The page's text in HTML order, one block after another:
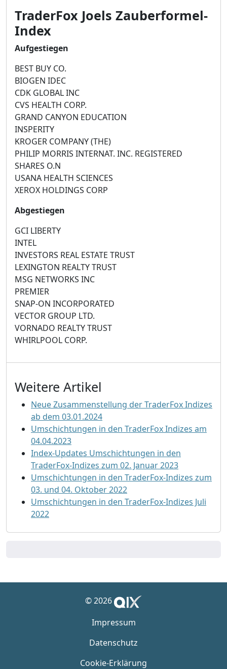
TraderFox Joels Zauberformel-
Index
Aufgestiegen
BEST BUY CO.
BIOGEN IDEC
CDK GLOBAL INC
CVS HEALTH CORP.
GRAND CANYON EDUCATION
INSPERITY
KROGER COMPANY (THE)
PHILIP MORRIS INTERNAT. INC. REGISTERED
SHARES O.N
USANA HEALTH SCIENCES
XEROX HOLDINGS CORP
Abgestiegen
GCI LIBERTY
INTEL
INVESTORS REAL ESTATE TRUST
LEXINGTON REALTY TRUST
MSG NETWORKS INC
PREMIER
SNAP-ON INCORPORATED
VECTOR GROUP LTD.
VORNADO REALTY TRUST
WHIRLPOOL CORP.
Weitere Artikel
Neue Zusammenstellung der TraderFox Indizes
ab dem 03.01.2024
Umschichtungen in den TraderFox Indizes am
04.04.2023
Index-Updates Umschichtungen in den
TraderFox-Indizes zum 02. Januar 2023
Umschichtungen in den TraderFox-Indizes zum
03. und 04. Oktober 2022
Umschichtungen in den TraderFox-Indizes Juli
2022
© 2026
Impressum
Datenschutz
Cookie-Erklärung